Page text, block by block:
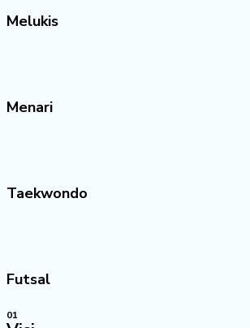
Melukis
Menari
Taekwondo
Futsal
01